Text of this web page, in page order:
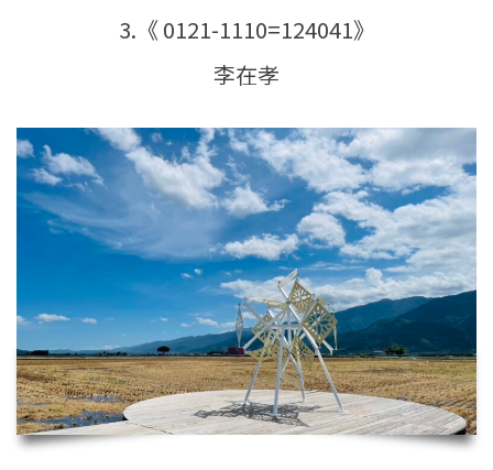
3.《 0121-1110=124041》
李在孝